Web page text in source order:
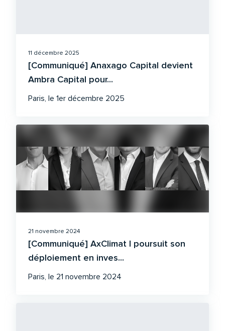
11 décembre 2025
[Communiqué] Anaxago Capital devient
Ambra Capital pour...
Paris, le 1er décembre 2025
21 novembre 2024
[Communiqué] AxClimat I poursuit son
déploiement en inves...
Paris, le 21 novembre 2024